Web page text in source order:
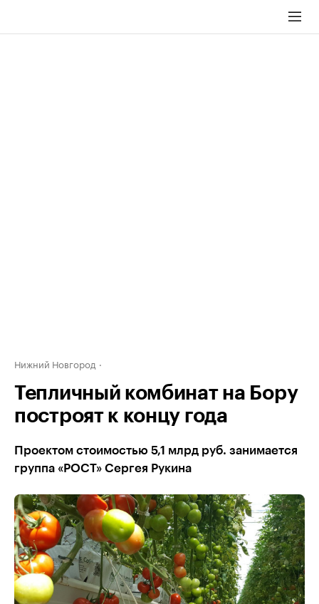
Нижний Новгород
Тепличный комбинат на Бору
построят к концу года
Проектом стоимостью 5,1 млрд руб. занимается
группа «РОСТ» Сергея Рукина